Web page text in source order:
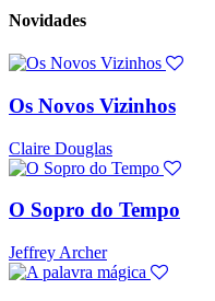
Novidades
Os Novos Vizinhos
Claire Douglas
O Sopro do Tempo
Jeffrey Archer